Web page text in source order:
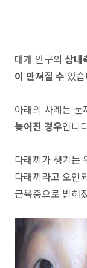
대개 안구의 상내
이 만져질 수 있
아래의 사례는 눈
늦어진 경우입니
다래끼가 생기는
다래끼라고 오인
근육종으로 밝혀